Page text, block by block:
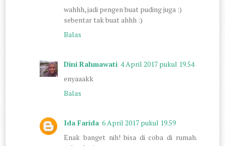
wahhh, jadi pengen buat puding juga :)
sebentar tak buat ahhh :)
Balas
Dini Rahmawati 4 April 2017 pukul 19.54
enyaaakk
Balas
Ida Farida 6 April 2017 pukul 19.59
Enak banget nih! bisa di coba di rumah.